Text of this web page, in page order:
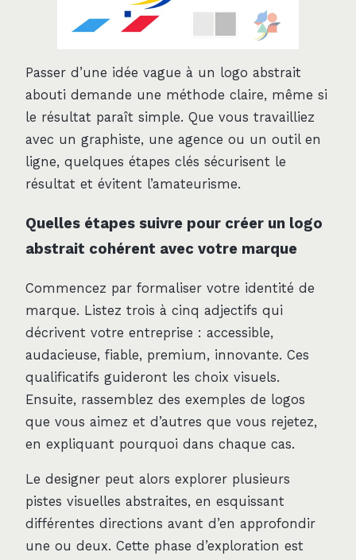
Passer d’une idée vague à un logo abstrait
abouti demande une méthode claire, même si
le résultat paraît simple. Que vous travailliez
avec un graphiste, une agence ou un outil en
ligne, quelques étapes clés sécurisent le
résultat et évitent l’amateurisme.
Quelles étapes suivre pour créer un logo
abstrait cohérent avec votre marque
Commencez par formaliser votre identité de
marque. Listez trois à cinq adjectifs qui
décrivent votre entreprise : accessible,
audacieuse, fiable, premium, innovante. Ces
qualificatifs guideront les choix visuels.
Ensuite, rassemblez des exemples de logos
que vous aimez et d’autres que vous rejetez,
en expliquant pourquoi dans chaque cas.
Le designer peut alors explorer plusieurs
pistes visuelles abstraites, en esquissant
différentes directions avant d’en approfondir
une ou deux. Cette phase d’exploration est